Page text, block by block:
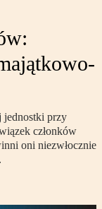
jednostki przy
członków
oni niezwłocznie